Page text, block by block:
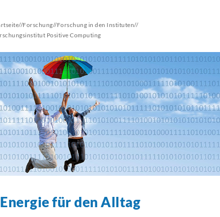
//Forschung//Forschung in den Instituten//
Positive Computing
Energie für den Alltag